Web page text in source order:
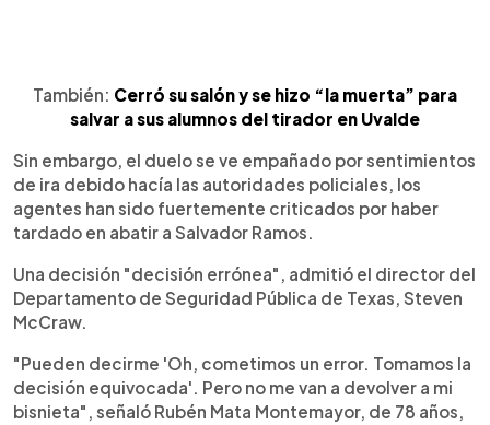
También: Cerró su salón y se hizo “la muerta” para
salvar a sus alumnos del tirador en Uvalde
Sin embargo, el duelo se ve empañado por sentimientos
de ira debido hacía las autoridades policiales, los
agentes han sido fuertemente criticados por haber
tardado en abatir a Salvador Ramos.
Una decisión "decisión errónea", admitió el director del
Departamento de Seguridad Pública de Texas, Steven
McCraw.
"Pueden decirme 'Oh, cometimos un error. Tomamos la
decisión equivocada'. Pero no me van a devolver a mi
bisnieta", señaló Rubén Mata Montemayor, de 78 años,